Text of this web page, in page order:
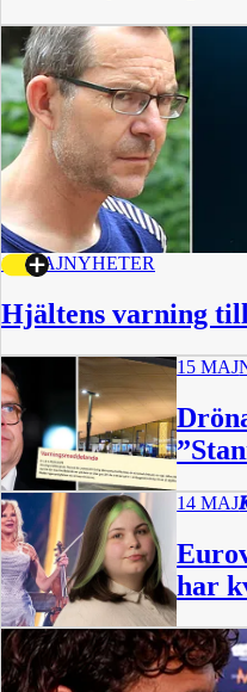
18 MAJNYHETER
Hjältens varning
15 MAJ
14 MAJ
har